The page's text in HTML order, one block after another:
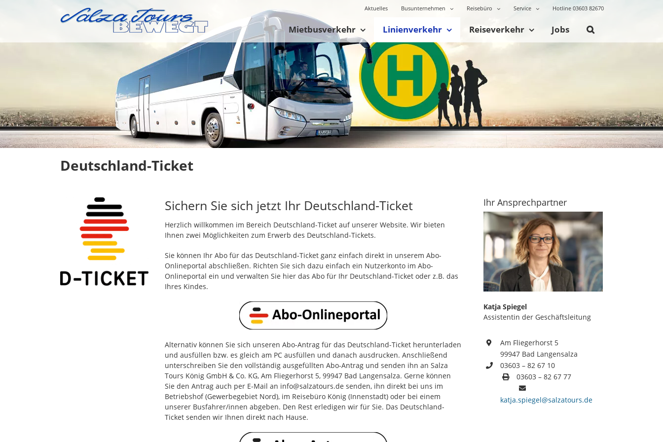
Aktuelles Busunternehmen Reisebüro Service Hotline 03603 82670
Mietbusverkehr Linienverkehr Reiseverkehr Jobs
Deutschland-Ticket
Sichern Sie sich jetzt Ihr Deutschland-Ticket
Herzlich willkommen im Bereich Deutschland-Ticket auf unserer Website. Wir bieten
Ihnen zwei Möglichkeiten zum Erwerb des Deutschland-Tickets.
Sie können Ihr Abo für das Deutschland-Ticket ganz einfach direkt in unserem Abo-
Onlineportal abschließen. Richten Sie sich dazu einfach ein Nutzerkonto im Abo-
Onlineportal ein und verwalten Sie hier das Abo für Ihr Deutschland-Ticket oder z.B. das
Ihres Kindes.
Alternativ können Sie sich unseren Abo-Antrag für das Deutschland-Ticket herunterladen
und ausfüllen bzw. es gleich am PC ausfüllen und danach ausdrucken. Anschließend
unterschreiben Sie den vollständig ausgefüllten Abo-Antrag und senden ihn an Salza
Tours König GmbH & Co. KG, Am Fliegerhorst 5, 99947 Bad Langensalza. Gerne können
Sie den Antrag auch per E-Mail an info@salzatours.de senden, ihn direkt bei uns im
Betriebshof (Gewerbegebiet Nord), im Reisebüro König (Innenstadt) oder bei einem
unserer Busfahrer/innen abgeben. Den Rest erledigen wir für Sie. Das Deutschland-
Ticket senden wir Ihnen direkt nach Hause.
Ihr Ansprechpartner
Katja Spiegel
Assistentin der Geschäftsleitung
Am Fliegerhorst 5
99947 Bad Langensalza
03603 – 82 67 10
03603 – 82 67 77
katja.spiegel@salzatours.de